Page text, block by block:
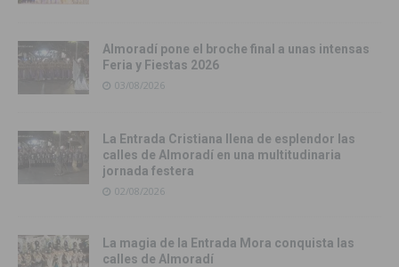
Almoradí pone el broche final a unas intensas
Feria y Fiestas 2026
03/08/2026
La Entrada Cristiana llena de esplendor las
calles de Almoradí en una multitudinaria
jornada festera
02/08/2026
La magia de la Entrada Mora conquista las
calles de Almoradí